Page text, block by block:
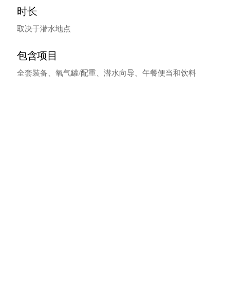
时长
取决于潜水地点
包含项目
全套装备、氧气罐/配重、潜水向导、午餐便当和饮料